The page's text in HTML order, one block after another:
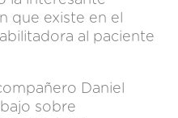
que existe en el
al paciente
Daniel
sobre